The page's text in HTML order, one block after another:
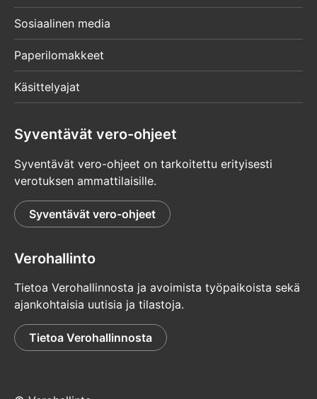
Sosiaalinen media
Paperilomakkeet
Käsittelyajat
Syventävät vero-ohjeet
Syventävät vero-ohjeet on tarkoitettu erityisesti
verotuksen ammattilaisille.
Syventävät vero-ohjeet
Verohallinto
Tietoa Verohallinnosta ja avoimista työpaikoista sekä
ajankohtaisia uutisia ja tilastoja.
Tietoa Verohallinnosta